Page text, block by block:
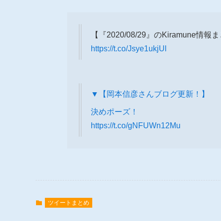
【『2020/08/29』のKiramune情報ま
https://t.co/Jsye1ukjUl
▼【岡本信彦さんブログ更新！】
決めポーズ！
https://t.co/gNFUWn12Mu
ツイートまとめ